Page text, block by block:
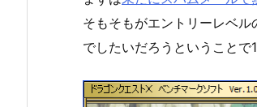
そもそもがエントリーレベ
でしたいだろうということ